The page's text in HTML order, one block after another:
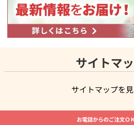
サイトマ
サイトマップを
よく贈られる花
お祝いの花特集
8月の誕生花(トルコキキョウ)
開店・
お電話からのご注文Ｏ